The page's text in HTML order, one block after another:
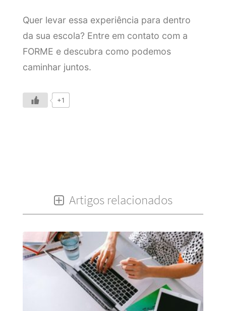
Quer levar essa experiência para dentro
da sua escola? Entre em contato com a
FORME e descubra como podemos
caminhar juntos.
+1
Artigos relacionados